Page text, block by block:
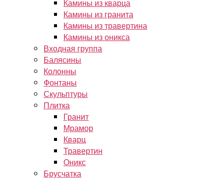
Камины из кварца
Камины из гранита
Камины из травертина
Камины из оникса
Входная группа
Балясины
Колонны
Фонтаны
Скульптуры
Плитка
Гранит
Мрамор
Кварц
Травертин
Оникс
Брусчатка